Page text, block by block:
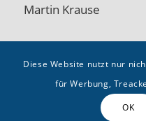
Martin Krause
Diese Website nutzt nur
für Werbung,
OK